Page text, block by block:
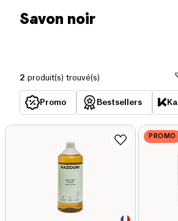
Savon noir
2 produit(s) trouvé(s)
Promo Bestsellers
PROMO